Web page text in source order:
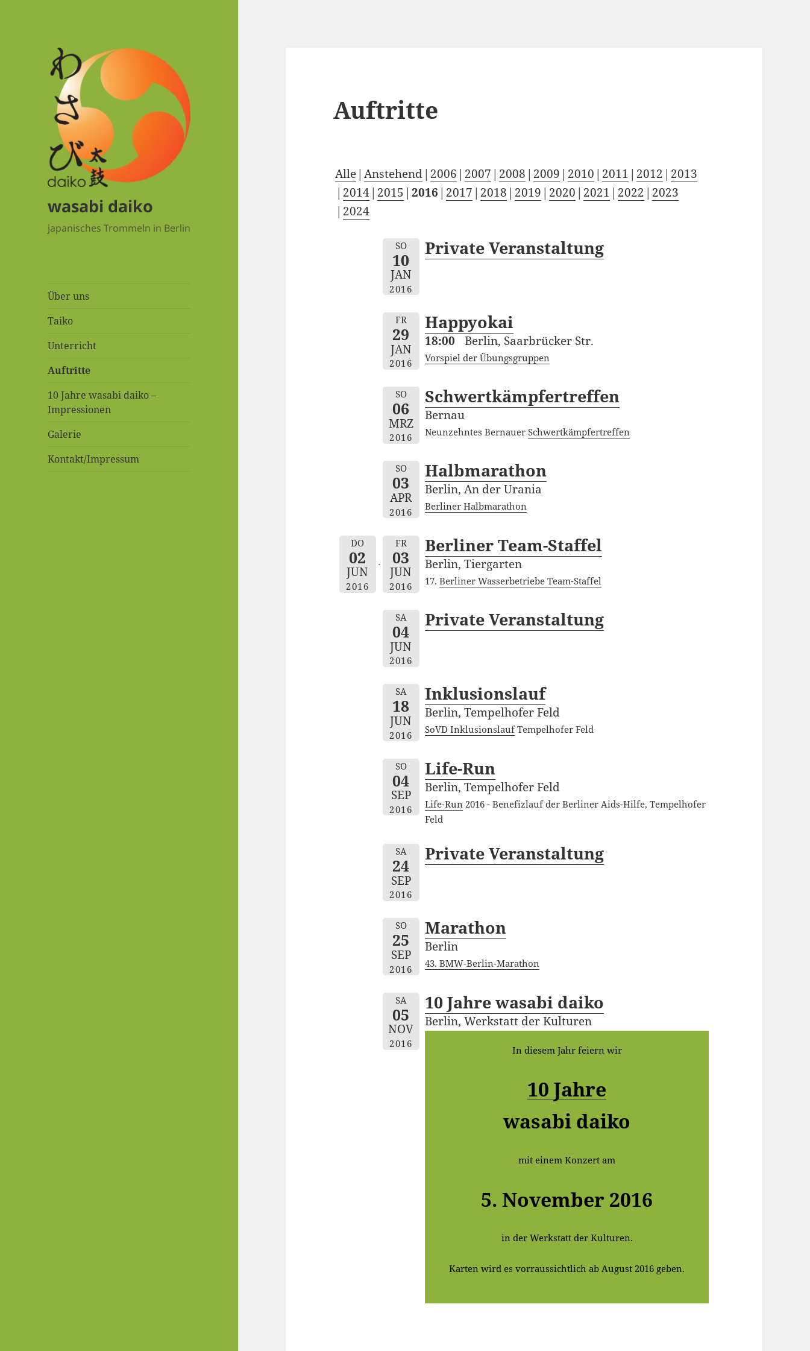
wasabi daiko
japanisches Trommeln in Berlin
Über uns
Taiko
Unterricht
Auftritte
10 Jahre wasabi daiko –
Impressionen
Galerie
Kontakt/Impressum
Auftritte
Alle Anstehend 2006 2007 2008 2009 2010 2011 2012 2013
2014 2015 2016 2017 2018 2019 2020 2021 2022 2023
2024
SO
10
JAN
2016
Private Veranstaltung
FR
29
JAN
2016
Happyokai
18:00 Berlin, Saarbrücker Str.
Vorspiel der Übungsgruppen
SO
06
MRZ
2016
Schwertkämpfertreffen
Bernau
Neunzehntes BernauerSchwertkämpfertreffen
SO
03
APR
2016
Halbmarathon
Berlin, An der Urania
Berliner Halbmarathon
DO
02
JUN
2016
FR
03
JUN
2016
Berliner Team-Staffel
Berlin, Tiergarten
17.Berliner Wasserbetriebe Team-Staffel
SA
04
JUN
2016
Private Veranstaltung
SA
18
JUN
2016
Inklusionslauf
Berlin, Tempelhofer Feld
SoVD InklusionslaufTempelhofer Feld
SO
04
SEP
2016
Life-Run
Berlin, Tempelhofer Feld
Life-Run 2016 - Benefizlauf der Berliner Aids-Hilfe, Tempelhofer
Feld
SA
24
SEP
2016
Private Veranstaltung
SO
25
SEP
2016
Marathon
Berlin
43. BMW-Berlin-Marathon
SA
05
NOV
2016
10 Jahre wasabi daiko
Berlin, Werkstatt der Kulturen
In diesem Jahr feiern wir
10 Jahre
wasabi daiko
mit einem Konzert am
5. November 2016
in der Werkstatt der Kulturen.
Karten wird es vorraussichtlich ab August 2016 geben.